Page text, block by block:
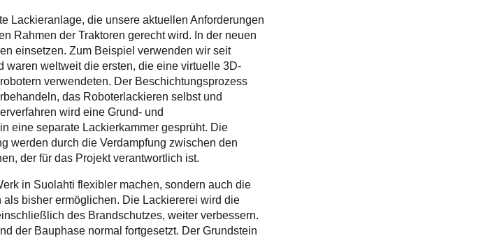
Lackieranlage, die unsere aktuellen Anforderungen
Rahmen der Traktoren gerecht wird. In der neuen
einsetzen. Zum Beispiel verwenden wir seit
waren weltweit die ersten, die eine virtuelle 3D-
verwendeten. Der Beschichtungsprozess
das Roboterlackieren selbst und
wird eine Grund- und
eine separate Lackierkammer gesprüht. Die
werden durch die Verdampfung zwischen den
der für das Projekt verantwortlich ist.
in Suolahti flexibler machen, sondern auch die
bisher ermöglichen. Die Lackiererei wird die
des Brandschutzes, weiter verbessern.
der Bauphase normal fortgesetzt. Der Grundstein